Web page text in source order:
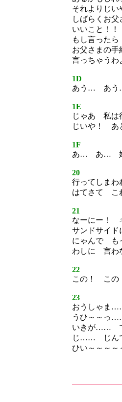
それよりじ
しばらくお
いいこと！！
もし言った
お父さまの
言っちゃう
1D
あう… あ
1E
じゃあ 私は
じいや！ あ
1F
あ… あ…
20
行ってしま
はてさて こ
21
なーにー！
サンドサイド
にゃんで も
わしに 言わ
22
この！ こ
23
おうしゃ
うひ～～っ
いきが……
じ…… じん
ひい～～～